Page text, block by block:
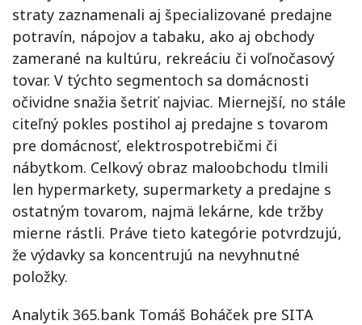
straty zaznamenali aj špecializované predajne
potravín, nápojov a tabaku, ako aj obchody
zamerané na kultúru, rekreáciu či voľnočasový
tovar. V týchto segmentoch sa domácnosti
očividne snažia šetriť najviac. Miernejší, no stále
citeľný pokles postihol aj predajne s tovarom
pre domácnosť, elektrospotrebičmi či
nábytkom. Celkový obraz maloobchodu tlmili
len hypermarkety, supermarkety a predajne s
ostatným tovarom, najmä lekárne, kde tržby
mierne rástli. Práve tieto kategórie potvrdzujú,
že výdavky sa koncentrujú na nevyhnutné
položky.
Analytik 365.bank Tomáš Boháček pre SITA